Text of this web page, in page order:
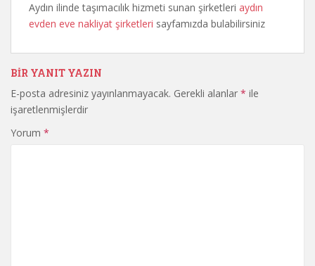
Aydın ilinde taşımacılık hizmeti sunan şirketleri aydın
evden eve nakliyat şirketleri sayfamızda bulabilirsiniz
BIR YANIT YAZIN
E-posta adresiniz yayınlanmayacak. Gerekli alanlar * ile
işaretlenmişlerdir
Yorum *